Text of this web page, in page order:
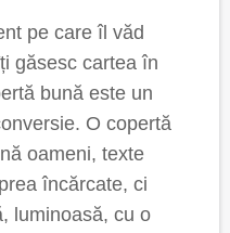
pe care îl văd
găsesc cartea în
bună este un
O copertă
oameni, texte
încărcate, ci
luminoasă, cu o